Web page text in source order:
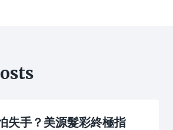
失手？美源髮彩終極指